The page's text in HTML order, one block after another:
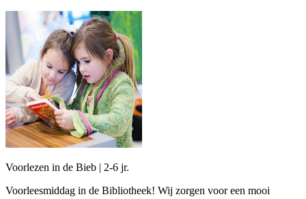
Voorlezen in de Bieb | 2-6 jr.
Voorleesmiddag in de Bibliotheek! Wij zorgen voor een mooi